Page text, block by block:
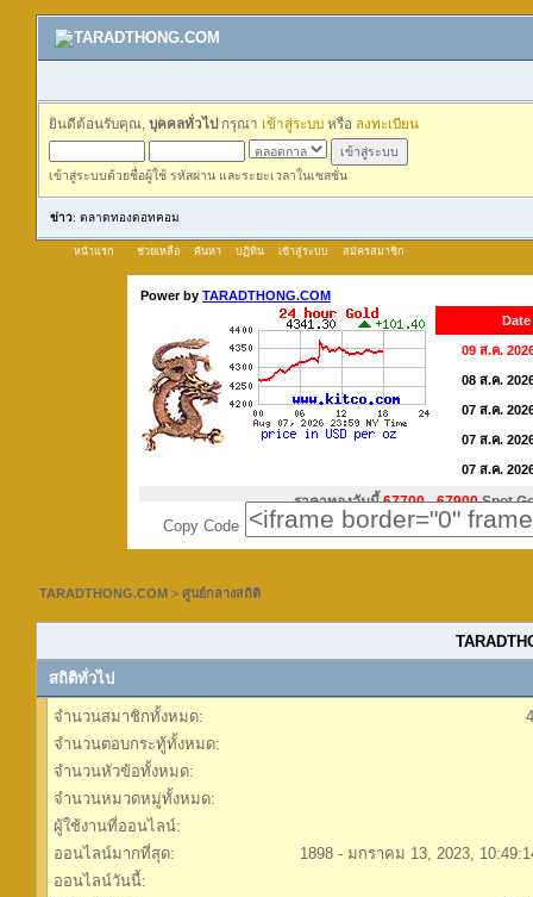
ยินดีต้อนรับคุณ, บุคคลทั่วไป กรุณา เข้าสู่ระบบ หรือ ลงทะเบียน
เข้าสู่ระบบด้วยชื่อผู้ใช้ รหัสผ่าน และระยะเวลาในเซสชั่น
ข่าว: ตลาดทองดอทคอม
หน้าแรก ช่วยเหลือ ค้นหา ปฏิทิน เข้าสู่ระบบ สมัครสมาชิก
Copy Code
TARADTHONG.COM > ศูนย์กลางสถิติ
สถิติทั่วไป
จำนวนสมาชิกทั้งหมด:
จำนวนตอบกระทู้ทั้งหมด:
จำนวนหัวข้อทั้งหมด:
จำนวนหมวดหมู่ทั้งหมด:
ผู้ใช้งานที่ออนไลน์:
ออนไลน์มากที่สุด:
1898 - มกราคม 13, 2023,
ออนไลน์วันนี้: